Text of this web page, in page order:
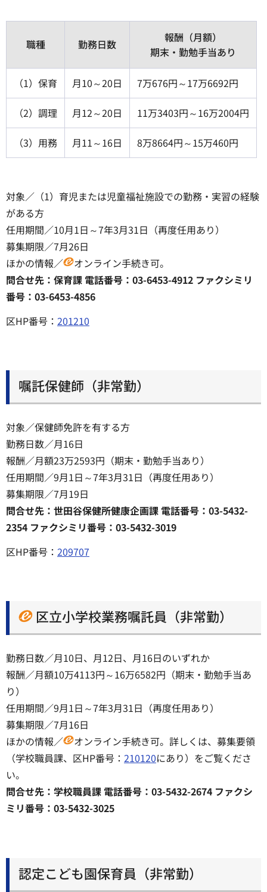
職種 勤務日数
報酬（月額）
期末・勤勉手当あり
（1）保育 月10～20日 7万676円～17万6692円
（2）調理 月12～20日 11万3403円～16万2004円
（3）用務 月11～16日 8万8664円～15万460円
対象／（1）育児または児童福祉施設での勤務・実習の経験
がある方
任用期間／10月1日～7年3月31日（再度任用あり）
募集期限／7月26日
ほかの情報／
オンライン手続き可。
問合せ先：保育課 電話番号：03-6453-4912 ファクシミリ
番号：03-6453-4856
区HP番号： 201210
嘱託保健師（非常勤）
対象／保健師免許を有する方
勤務日数／月16日
報酬／月額23万2593円（期末・勤勉手当あり）
任用期間／9月1日～7年3月31日（再度任用あり）
募集期限／7月19日
問合せ先：世田谷保健所健康企画課 電話番号：03-5432-
2354 ファクシミリ番号：03-5432-3019
区HP番号： 209707
区立小学校業務嘱託員（非常勤）
勤務日数／月10日、月12日、月16日のいずれか
報酬／月額10万4113円～16万6582円（期末・勤勉手当あ
り）
任用期間／9月1日～7年3月31日（再度任用あり）
募集期限／7月16日
ほかの情報／
オンライン手続き可。詳しくは、募集要領
（学校職員課、区HP番号： 210120にあり）をご覧くださ
い。
問合せ先：学校職員課 電話番号：03-5432-2674 ファクシ
ミリ番号：03-5432-3025
認定こども園保育員（非常勤）